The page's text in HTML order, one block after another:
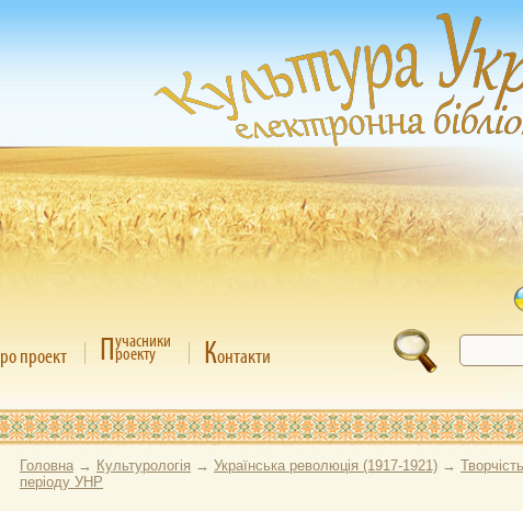
ро проект Пучасники
роекту Контакти
Головна → Культурологія → Українська революція (1917-1921) →
періоду УНР